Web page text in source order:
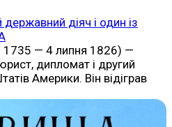
діяч і один із
— 4 липня 1826) —
дипломат і другий
Америки. Він відіграв